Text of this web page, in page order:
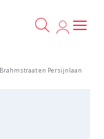
Ga
en Persijnlaan